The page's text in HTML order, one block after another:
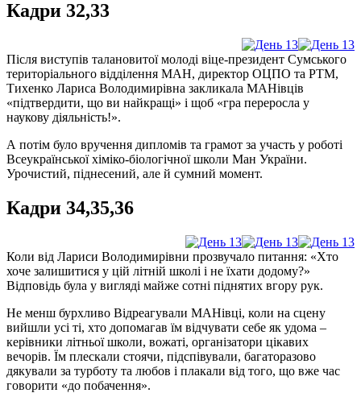
Кадри 32,33
Після виступів талановитої молоді віце-президент Сумського
територіального відділення МАН, директор ОЦПО та РТМ,
Тихенко Лариса Володимирівна закликала МАНівців
«підтвердити, що ви найкращі» і щоб «гра переросла у
наукову діяльність!».
А потім було вручення дипломів та грамот за участь у роботі
Всеукраїнської хіміко-біологічної школи Ман України.
Урочистий, піднесений, але й сумний момент.
Кадри 34,35,36
Коли від Лариси Володимирівни прозвучало питання: «Хто
хоче залишитися у цій літній школі і не їхати додому?»
Відповідь була у вигляді майже сотні піднятих вгору рук.
Не менш бурхливо Відреагували МАНівці, коли на сцену
вийшли усі ті, хто допомагав їм відчувати себе як удома –
керівники літньої школи, вожаті, організатори цікавих
вечорів. Їм плескали стоячи, підспівували, багаторазово
дякували за турботу та любов і плакали від того, що вже час
говорити «до побачення».